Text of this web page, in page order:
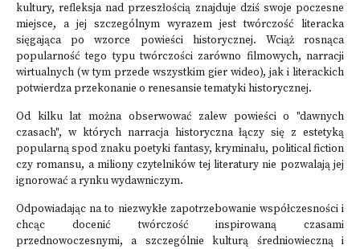
kultury, refleksja nad przeszłością znajduje dziś swoje poczesne
miejsce, a jej szczególnym wyrazem jest twórczość literacka
sięgająca po wzorce powieści historycznej. Wciąż rosnąca
popularność tego typu twórczości zarówno filmowych, narracji
wirtualnych (w tym przede wszystkim gier wideo), jak i literackich
potwierdza przekonanie o renesansie tematyki historycznej.
Od kilku lat można obserwować zalew powieści o "dawnych
czasach", w których narracja historyczna łączy się z estetyką
popularną spod znaku poetyki fantasy, kryminału, political fiction
czy romansu, a miliony czytelników tej literatury nie pozwalają jej
ignorować a rynku wydawniczym.
Odpowiadając na to niezwykłe zapotrzebowanie współczesności i
chcąc docenić twórczość inspirowaną czasami
przednowoczesnymi, a szczególnie kulturą średniowieczną i